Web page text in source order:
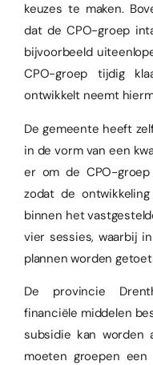
keuzes te maken.
dat de CPO-groep
bijvoorbeeld
CPO-groep tijdig
ontwikkelt neemt
De gemeente heeft
in de vorm van een
er om de CPO-
zodat de
binnen het
vier sessies, waarbij
plannen worden
De provincie
financiële middelen
subsidie kan worden
moeten groepen